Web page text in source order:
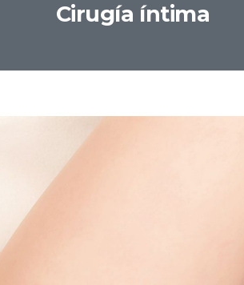
Cirugía íntima